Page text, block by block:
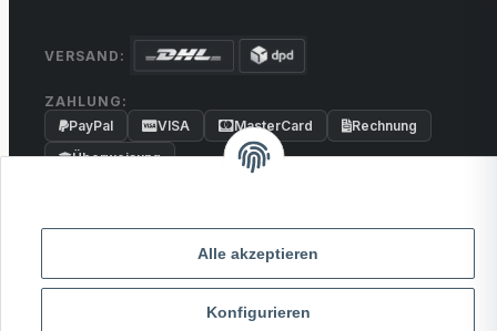
Alle akzeptieren
Konfigurieren
VERSAND:
ZAHLUNG:
PayPal
VISA MasterCard
Rechnung
Überweisung
© 2026 MCTRADE24. Alle Rechte vorbehalten.